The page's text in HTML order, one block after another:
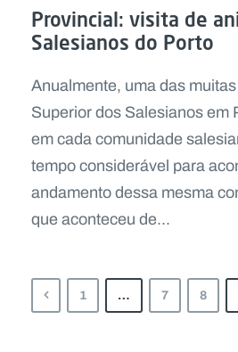
Provincial: visita de
Salesianos do Porto
Anualmente, uma das
Superior dos Salesianos em
em cada comunidade
tempo considerável para
andamento dessa mesma
que aconteceu de...
1 … 7 8